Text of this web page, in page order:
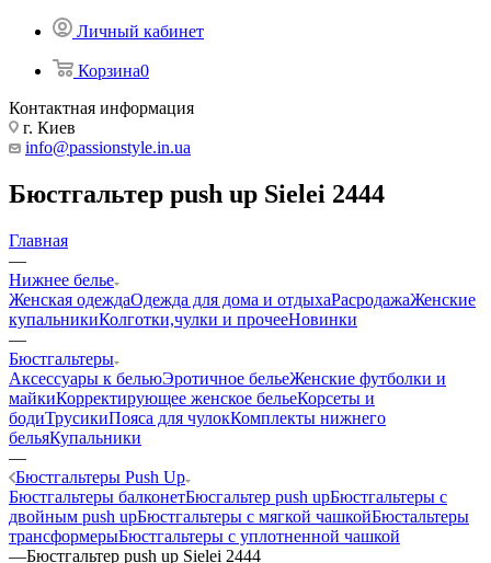
Личный кабинет
Корзина0
Контактная информация
г. Киев
info@passionstyle.in.ua
Бюстгальтер push up Sielei 2444
Главная
—
Нижнее белье
Женская одеждаОдежда для дома и отдыхаРасродажаЖенские
купальникиКолготки,чулки и прочееНовинки
—
Бюстгальтеры
Аксессуары к бельюЭротичное бельеЖенские футболки и
майкиКорректирующее женское бельеКорсеты и
бодиТрусикиПояса для чулокКомплекты нижнего
бельяКупальники
—
Бюстгальтеры Push Up
Бюстгальтеры балконетБюсгальтер push upБюстгальтеры с
двойным push upБюстгальтеры с мягкой чашкойБюстальтеры
трансформерыБюстгальтеры с уплотненной чашкой
—Бюстгальтер push up Sielei 2444